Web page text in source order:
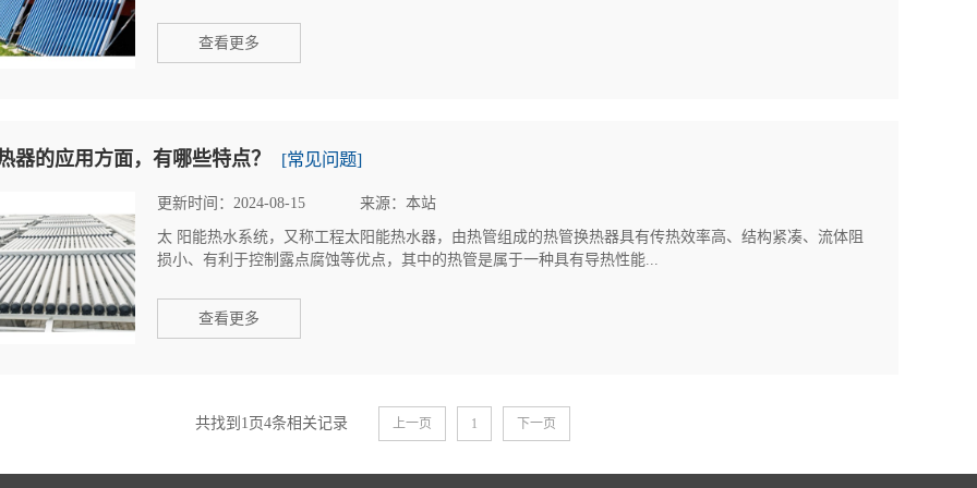
查看更多
器的应用方面，有哪些特点？ [常见问题]
更新时间：2024-08-15 来源：本站
太 阳能热水系统，又称工程太阳能热水器，由热管组成的热管换热器具有传热效率高、结构紧凑、流体阻
损小、有利于控制露点腐蚀等优点，其中的热管是属于一种具有导热性能...
查看更多
共找到1页4条相关记录 上一页 1 下一页